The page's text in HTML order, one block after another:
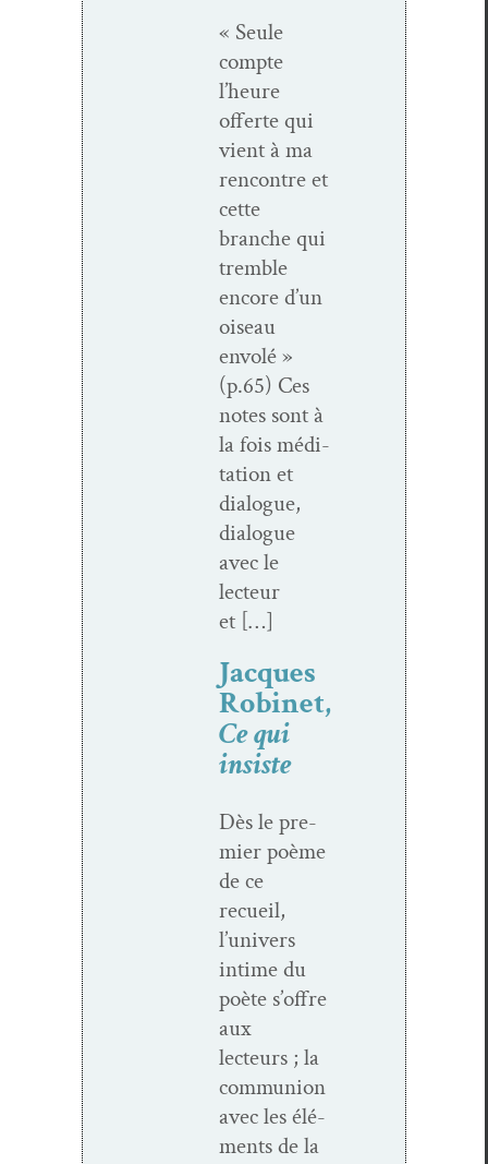
« Seule
compte
l’heure
offerte qui
vient à ma
ren­con­tre et
cette
branche qui
trem­ble
encore d’un
oiseau
envolé »
(p.65) Ces
notes sont à
la fois médi­
ta­tion et
dia­logue,
dia­logue
avec le
lecteur
et […]
Jacques
Robinet,
Ce qui
insiste
Dès le pre­
mier poème
de ce
recueil,
l’univers
intime du
poète s’offre
aux
lecteurs ; la
com­mu­nion
avec les élé­
ments de la